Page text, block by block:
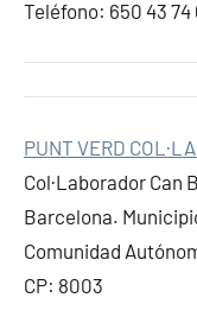
Teléfono: 650 43 74
PUNT VERD
Col·Laborador
Barcelona.
Comunidad
CP: 8003